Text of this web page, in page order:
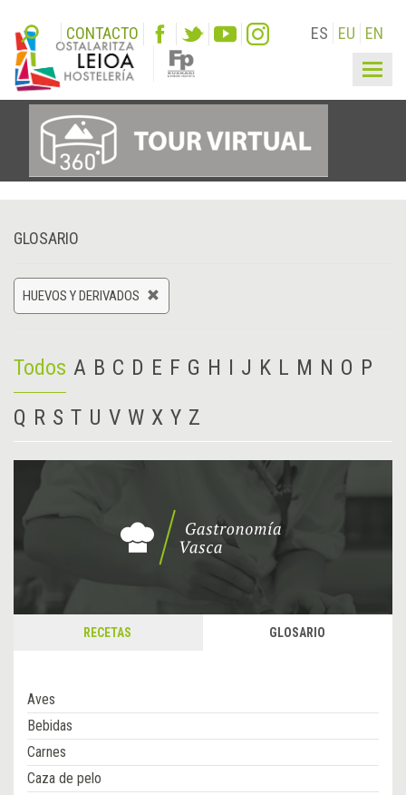
CONTACTO ES EU EN
GLOSARIO
HUEVOS Y DERIVADOS
Todos A B C D E F G H I J K L M N O P
Q R S T U V W X Y Z
RECETAS GLOSARIO
Aves
Bebidas
Carnes
Caza de pelo